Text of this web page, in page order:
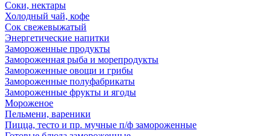
Соки, нектары
Холодный чай, кофе
Сок свежевыжатый
Энергетические напитки
Замороженные продукты
Замороженная рыба и морепродукты
Замороженные овощи и грибы
Замороженные полуфабрикаты
Замороженные фрукты и ягоды
Мороженое
Пельмени, вареники
Пицца, тесто и пр. мучные п/ф замороженные